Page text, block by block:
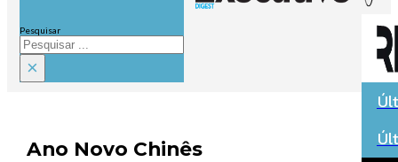
Pesquisar
×
Ano Novo Chinês